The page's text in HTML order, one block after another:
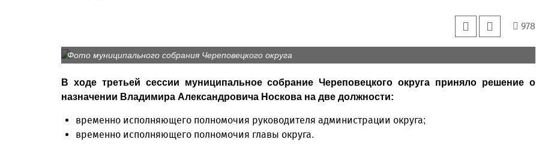
978
Фото муниципального собрания Череповецкого округа
В ходе третьей сессии муниципальное собрание Череповецкого округа приняло решение о
назначении Владимира Александровича Носкова на две должности:
временно исполняющего полномочия руководителя администрации округа;
временно исполняющего полномочия главы округа.